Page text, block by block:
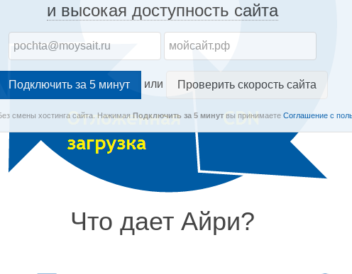
и высокая доступность сайта
или Проверить скорость сайта
смены хостинга сайта. Нажимая Подключить за 5 минутвы принимаете Соглашение с
Что дает Айри?